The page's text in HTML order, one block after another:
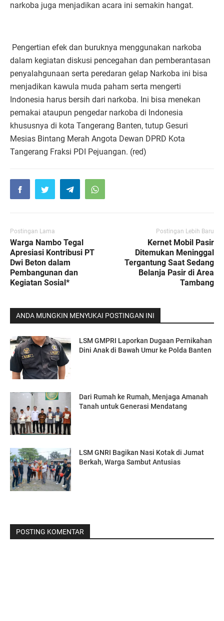
narkoba juga menjadikan acara ini semakin hangat.
Pengertian efek dan buruknya menggunakan narkoba
dalam kegiatan diskusi pencegahan dan pemberantasan
penyalahgunaan serta peredaran gelap Narkoba ini bisa
menjadikan kawula muda paham serta mengerti
Indonesia harus bersih dari narkoba. Ini bisa menekan
pemakai ataupun pengedar narkoba di Indonesia
khususnya di kota Tangerang Banten, tutup Gesuri
Mesias Bintang Merah Angota Dewan DPRD Kota
Tangerang Fraksi PDI Pejuangan. (red)
Postingan Lama
Warga Nambo Tegal
Apresiasi Kontribusi PT
Dwi Beton dalam
Pembangunan dan
Kegiatan Sosial*
Postingan Lebih Baru
Kernet Mobil Pasir
Ditemukan Meninggal
Tergantung Saat Sedang
Belanja Pasir di Area
Tambang
ANDA MUNGKIN MENYUKAI POSTINGAN INI
LSM GMPRI Laporkan Dugaan Pernikahan
Dini Anak di Bawah Umur ke Polda Banten
Dari Rumah ke Rumah, Menjaga Amanah
Tanah untuk Generasi Mendatang
LSM GNRI Bagikan Nasi Kotak di Jumat
Berkah, Warga Sambut Antusias
POSTING KOMENTAR